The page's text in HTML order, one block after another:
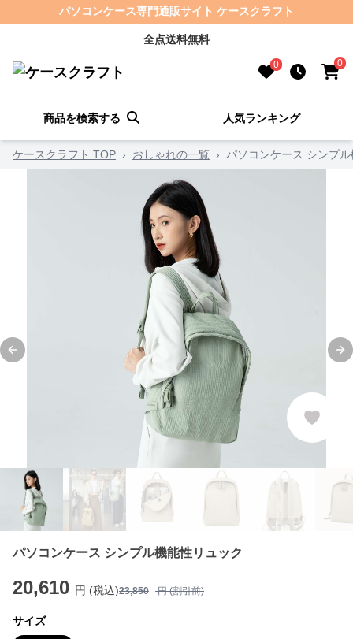
パソコンケース専門通販サイト ケースクラフト
全点送料無料
0 0
商品を検索する 人気ランキング
ケースクラフト TOP › おしゃれの一覧 › パソコンケース シンプ
Previous slide
パソコンケース シンプル機能性リュック
20,610 円 (税込)23,850 円 (割引前)
サイズ